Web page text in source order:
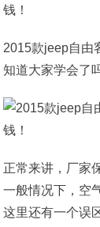
2015款jeep自由
知道大家学会了
正常来讲，厂家
一般情况下，空
这里还有一个误